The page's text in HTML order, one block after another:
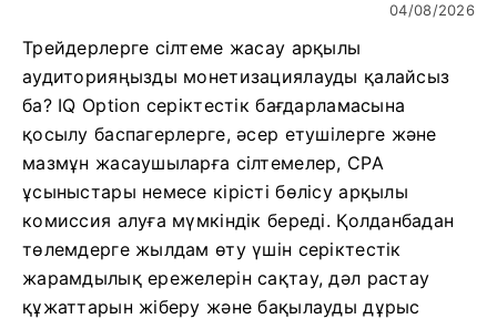
04/08/2026
Трейдерлерге сілтеме жасау арқылы
аудиторияңызды монетизациялауды қалайсыз
ба? IQ Option серіктестік бағдарламасына
қосылу баспагерлерге, әсер етушілерге және
мазмұн жасаушыларға сілтемелер, CPA
ұсыныстары немесе кірісті бөлісу арқылы
комиссия алуға мүмкіндік береді. Қолданбадан
төлемдерге жылдам өту үшін серіктестік
жарамдылық ережелерін сақтау, дәл растау
құжаттарын жіберу және бақылауды дұрыс